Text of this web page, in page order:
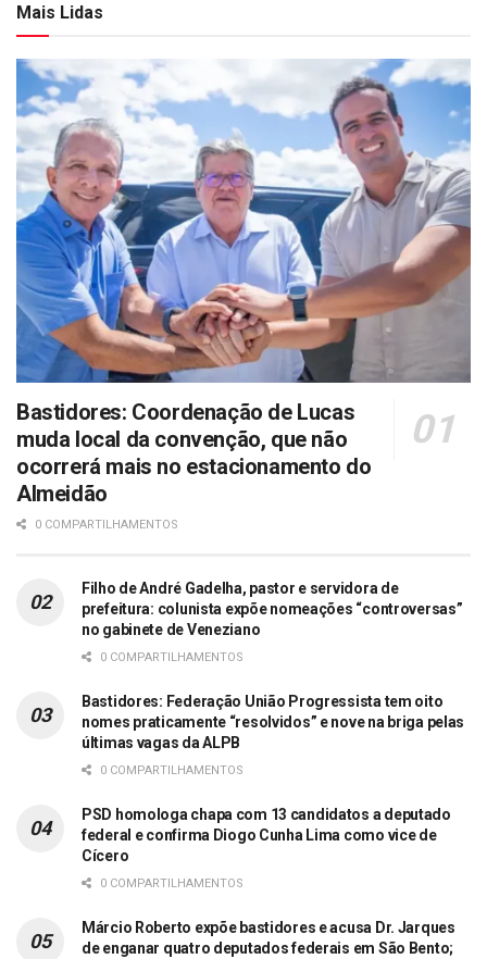
Mais Lidas
Bastidores: Coordenação de Lucas
muda local da convenção, que não
ocorrerá mais no estacionamento do
Almeidão
0 COMPARTILHAMENTOS
Filho de André Gadelha, pastor e servidora de
prefeitura: colunista expõe nomeações “controversas”
no gabinete de Veneziano
0 COMPARTILHAMENTOS
Bastidores: Federação União Progressista tem oito
nomes praticamente “resolvidos” e nove na briga pelas
últimas vagas da ALPB
0 COMPARTILHAMENTOS
PSD homologa chapa com 13 candidatos a deputado
federal e confirma Diogo Cunha Lima como vice de
Cícero
0 COMPARTILHAMENTOS
Márcio Roberto expõe bastidores e acusa Dr. Jarques
de enganar quatro deputados federais em São Bento;